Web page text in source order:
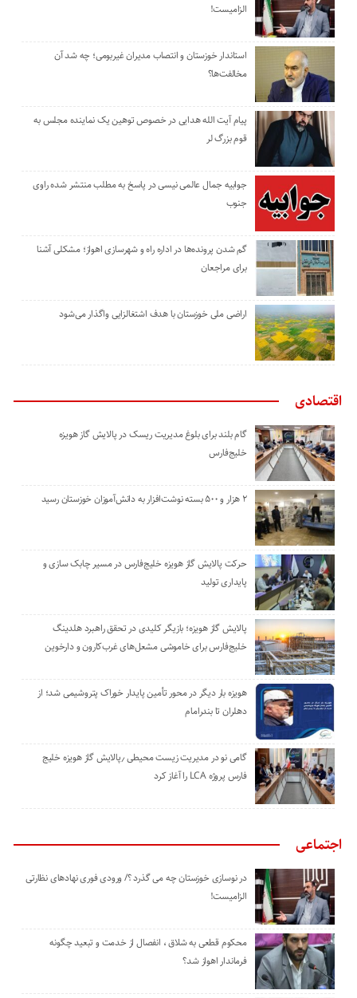
الزامیست!
استاندار خوزستان و انتصاب مدیران غیربومی؛ چه شد آن
مخالفت‌ها؟
پیام آیت الله هدایی در خصوص توهین یک نماینده مجلس به
قوم بزرگ لر
جوابیه جمال عالمی نیسی در پاسخ به مطلب منتشر شده راوی
جنوب
گم شدن پرونده‌ها در اداره راه و شهرسازی اهواز؛ مشکلی آشنا
برای مراجعان
اراضی ملی خوزستان با هدف اشتغالزایی واگذار می‌شود
اقتصادی
گام بلند برای بلوغ مدیریت ریسک در پالایش گاز هویزه
خلیج‌فارس
۲ هزار و ۵۰۰ بسته نوشت‌افزار به دانش‌آموزان خوزستان رسید
حرکت پالایش گاز هویزه خلیج‌فارس در مسیر چابک سازی و
پایداری تولید
پالایش گاز هویزه؛ بازیگر کلیدی در تحقق راهبرد هلدینگ
خلیج‌فارس برای خاموشی مشعل‌های غرب‌کارون و دارخوین
هویزه بار دیگر در محور تأمین پایدار خوراک پتروشیمی شد؛ از
دهلران تا بندرامام
گامی نو در مدیریت زیست ‌محیطی ٫پالایش گاز هویزه خلیج
‌فارس پروژه LCA را آغاز کرد
اجتماعی
در نوسازی خوزستان چه می گذرد ؟/ ورودی فوری نهادهای نظارتی
الزامیست!
محکوم قطعی به شلاق ، انفصال از خدمت و تبعید چگونه
فرماندار اهواز شد؟